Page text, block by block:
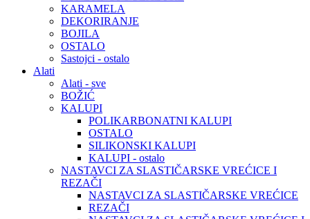
KARAMELA
DEKORIRANJE
BOJILA
OSTALO
Sastojci - ostalo
Alati
Alati - sve
BOŽIĆ
KALUPI
POLIKARBONATNI KALUPI
OSTALO
SILIKONSKI KALUPI
KALUPI - ostalo
NASTAVCI ZA SLASTIČARSKE VREĆICE I
REZAČI
NASTAVCI ZA SLASTIČARSKE VREĆICE
REZAČI